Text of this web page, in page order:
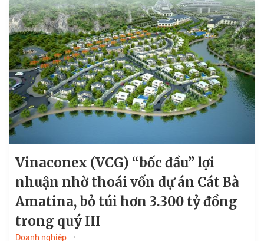
Vinaconex (VCG) “bốc đầu” lợi
nhuận nhờ thoái vốn dự án Cát Bà
Amatina, bỏ túi hơn 3.300 tỷ đồng
trong quý III
Doanh nghiệp